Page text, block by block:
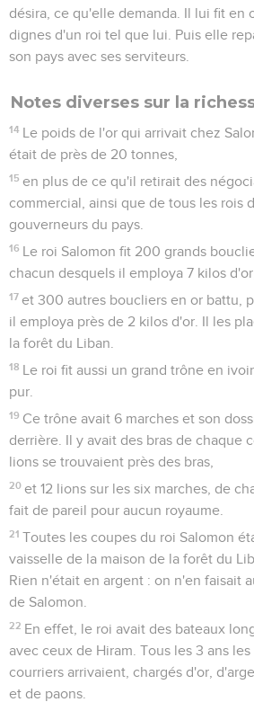
désira, ce qu'elle demanda. Il lui fit en
dignes d'un roi tel que lui. Puis elle
son pays avec ses serviteurs.
Notes diverses sur la
14 Le poids de l'or qui arrivait chez
était de près de 20 tonnes,
15 en plus de ce qu'il retirait des
commercial, ainsi que de tous les rois
gouverneurs du pays.
16 Le roi Salomon fit 200 grands
chacun desquels il employa 7 kilos d'or,
17 et 300 autres boucliers en or battu,
il employa près de 2 kilos d'or. Il les
la forêt du Liban.
18 Le roi fit aussi un grand trône en
pur.
19 Ce trône avait 6 marches et son
derrière. Il y avait des bras de chaque
lions se trouvaient près des bras,
20 et 12 lions sur les six marches, de
fait de pareil pour aucun royaume.
21 Toutes les coupes du roi Salomon
vaisselle de la maison de la forêt du
Rien n'était en argent : on n'en faisait
de Salomon.
22 En effet, le roi avait des bateaux
avec ceux de Hiram. Tous les 3 ans
courriers arrivaient, chargés d'or,
et de paons.